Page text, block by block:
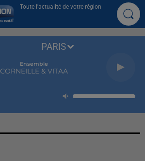
Toute l'actualité de votre région
Ensemble
CORNEILLE & VITAA
PARIS